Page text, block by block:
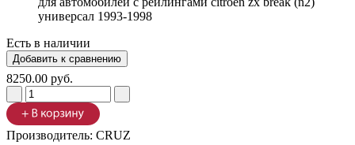
Есть в наличии
8250.00 руб.
Производитель: CRUZ